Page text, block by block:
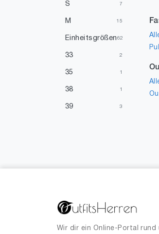
S 7
M 15
Einheitsgrößen 62
33 2
35 1
38 1
39 3
48 2
51 1
Wir dir ein Online-Portal rund